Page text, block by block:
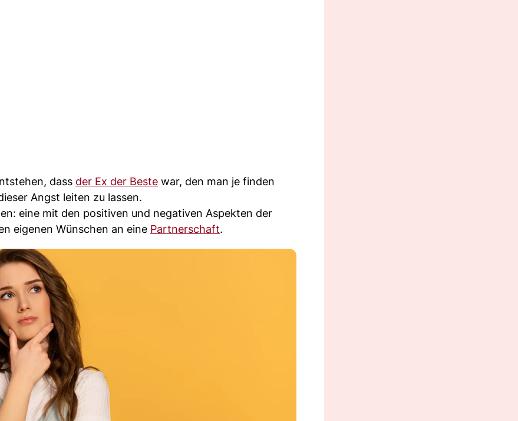
dass der Ex der Beste war, den man je finden
Angst leiten zu lassen.
eine mit den positiven und negativen Aspekten der
eigenen Wünschen an eine Partnerschaft.